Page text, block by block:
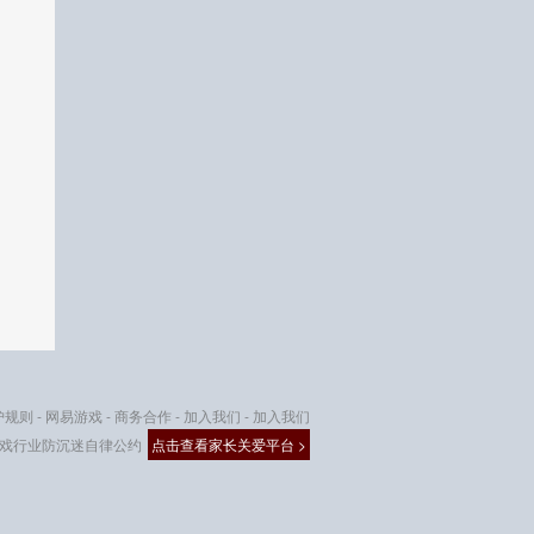
规则 - 网易游戏-商务合作 - 加入我们 - 加入我们
点击查看家长关爱平台 >
行业防沉迷自律公约